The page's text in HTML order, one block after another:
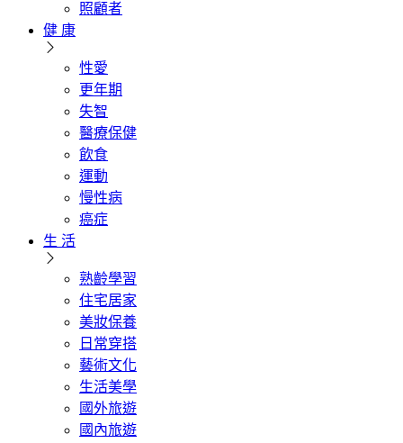
照顧者
健 康
性愛
更年期
失智
醫療保健
飲食
運動
慢性病
癌症
生 活
熟齡學習
住宅居家
美妝保養
日常穿搭
藝術文化
生活美學
國外旅遊
國內旅遊